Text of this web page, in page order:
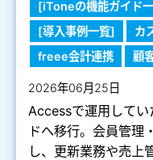
[iToneの機能ガイド
[導入事例一覧]
カ
freee会計連携
顧
2026年06月25日
Accessで運用して
ドへ移行。会員管理
し、更新業務や売上